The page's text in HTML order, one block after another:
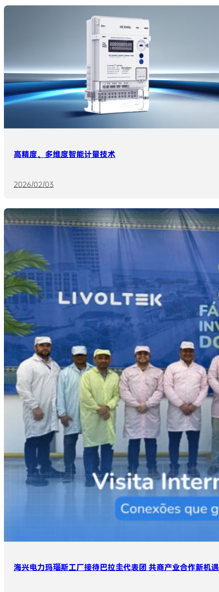
高精度、多维度智能计量技术
2026/02/03
海兴电力玛瑙斯工厂接待巴拉圭代表团 共商产业合作新机遇